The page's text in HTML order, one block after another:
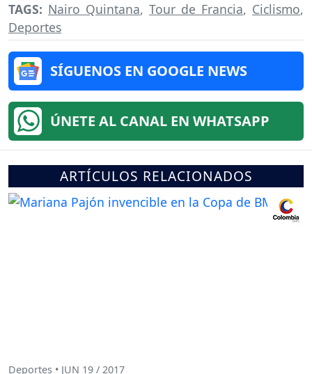
TAGS: Nairo Quintana, Tour de Francia, Ciclismo,
Deportes
SÍGUENOS EN GOOGLE NEWS
ÚNETE AL CANAL EN WHATSAPP
ARTÍCULOS RELACIONADOS
Deportes • JUN 19 / 2017